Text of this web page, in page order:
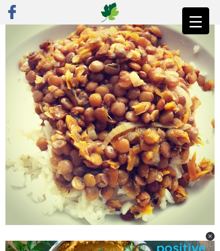
ראשי»פוסט נבחר